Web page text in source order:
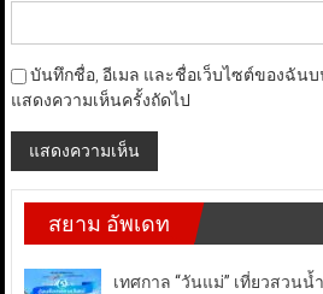
บันทึกชื่อ, อีเมล และชื่อเว็บไซต์ของฉันบ
แสดงความเห็นครั้งถัดไป
สยาม อัพเดท
เทศกาล “วันแม่” เที่ยวสวน